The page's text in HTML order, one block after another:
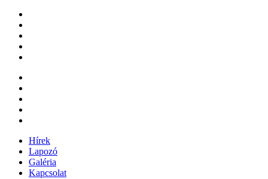
Hírek
Lapozó
Galéria
Kapcsolat